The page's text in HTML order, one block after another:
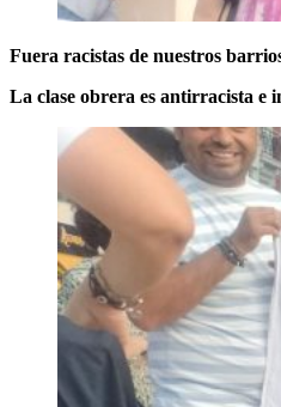
Fuera racistas de nuestros
La clase obrera es antirracista e